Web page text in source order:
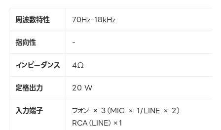
周波数特性
70Hz-18kHz
指向性
-
インピーダンス
4Ω
定格出力
20 W
入力端子
フォン × 3（MIC × 1/LINE × 2）
RCA（LINE）×1